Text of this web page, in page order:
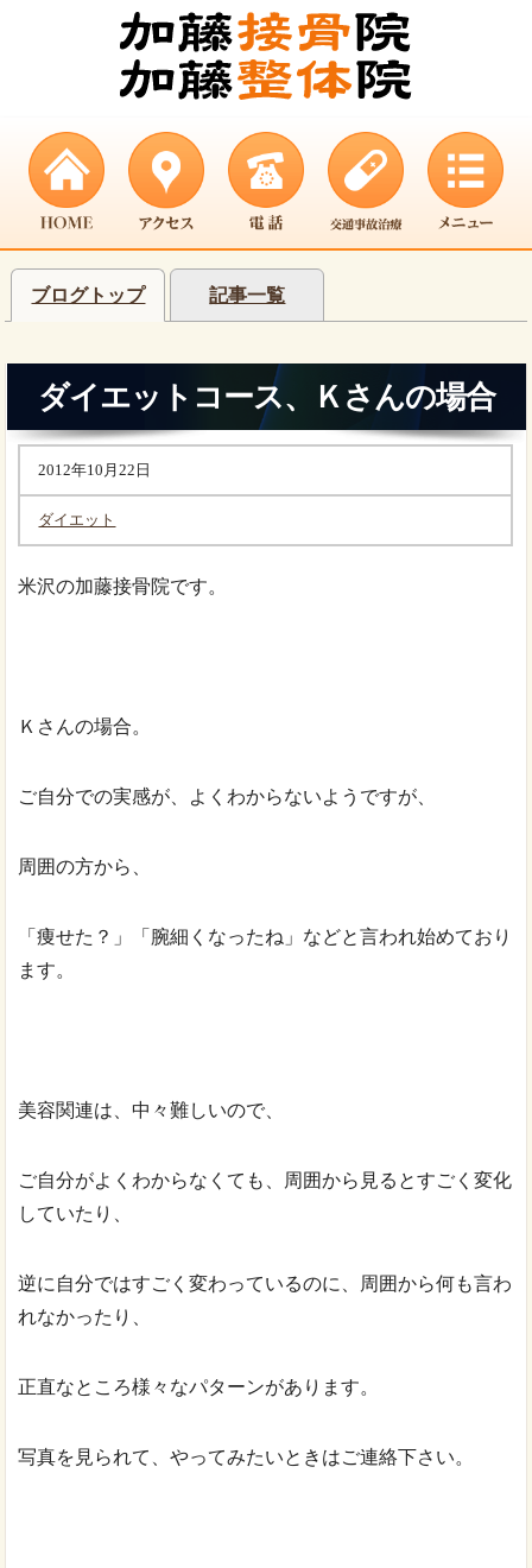
ブログトップ 記事一覧
ダイエットコース、Ｋさんの場合
2012年10月22日
ダイエット
米沢の加藤接骨院です。
Ｋさんの場合。
ご自分での実感が、よくわからないようですが、
周囲の方から、
「痩せた？」「腕細くなったね」などと言われ始めており
ます。
美容関連は、中々難しいので、
ご自分がよくわからなくても、周囲から見るとすごく変化
していたり、
逆に自分ではすごく変わっているのに、周囲から何も言わ
れなかったり、
正直なところ様々なパターンがあります。
写真を見られて、やってみたいときはご連絡下さい。